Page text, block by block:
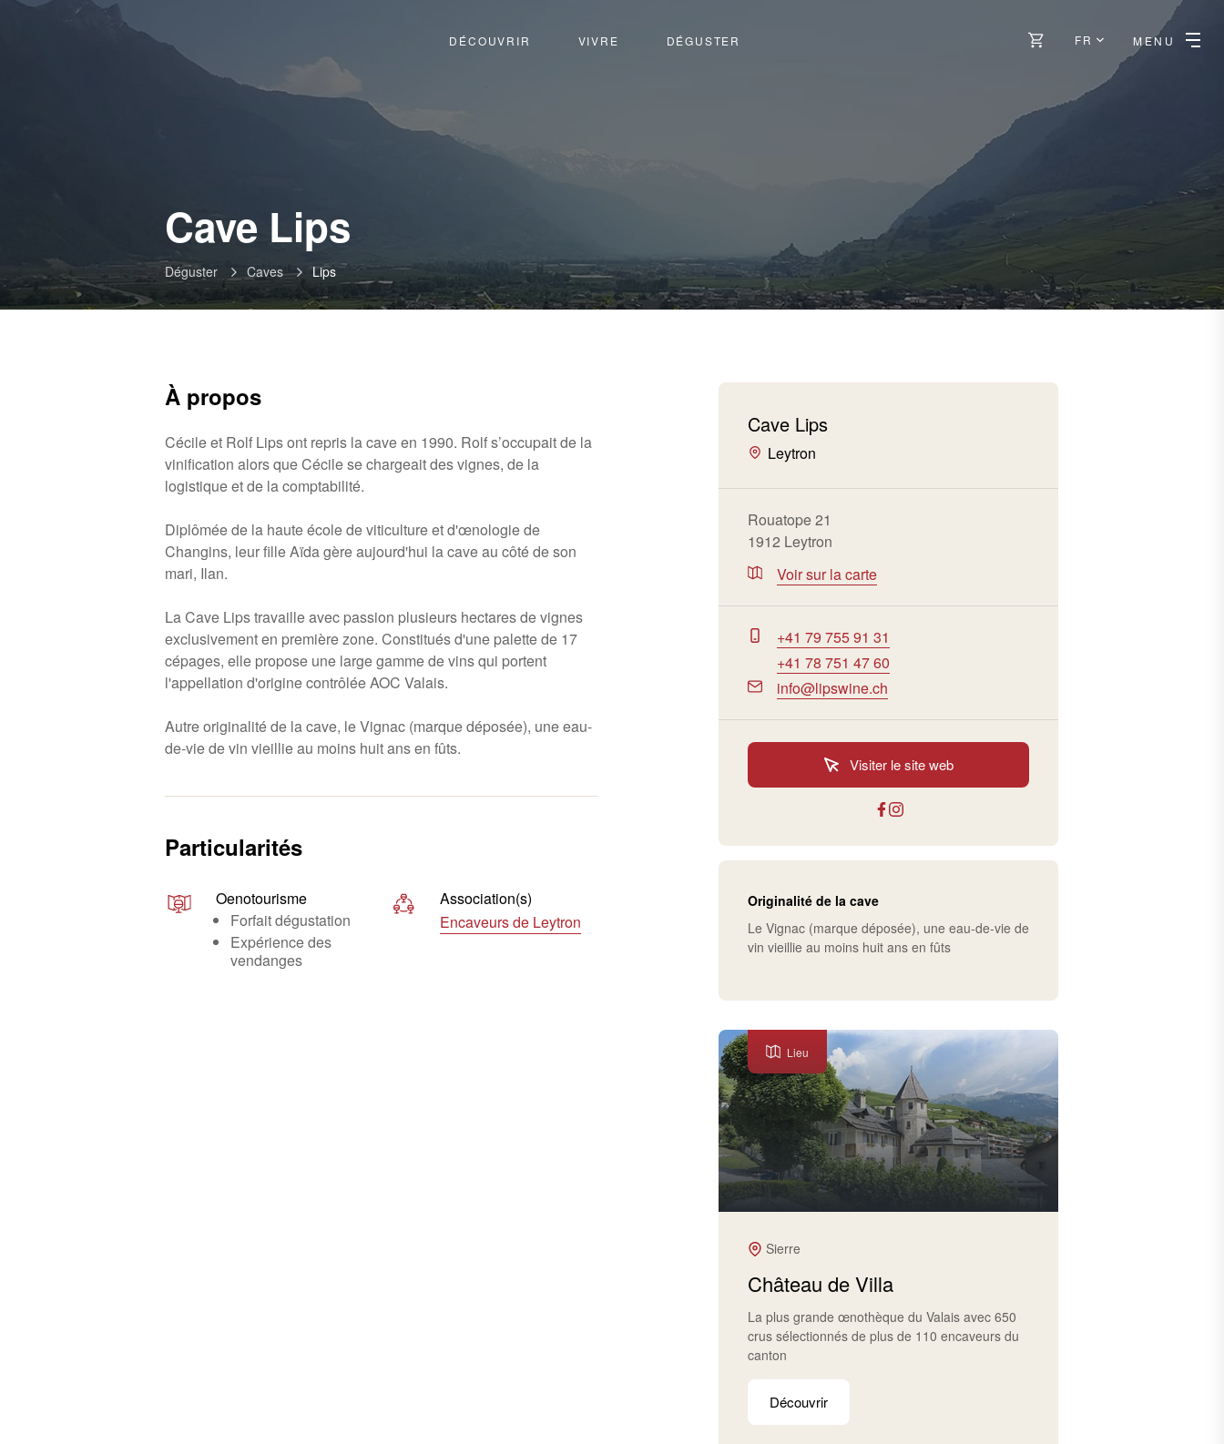
DÉCOUVRIR VIVRE DÉGUSTER FR MENU
Cave Lips
Leytron
Déguster Caves Lips
À propos
Cécile et Rolf Lips ont repris la cave en 1990. Rolf s’occupait de la
vinification alors que Cécile se chargeait des vignes, de la
logistique et de la comptabilité.
Diplômée de la haute école de viticulture et d'œnologie de
Changins, leur fille Aïda gère aujourd'hui la cave au côté de son
mari, Ilan.
La Cave Lips travaille avec passion plusieurs hectares de vignes
exclusivement en première zone. Constitués d'une palette de 17
cépages, elle propose une large gamme de vins qui portent
l'appellation d'origine contrôlée AOC Valais.
Autre originalité de la cave, le Vignac (marque déposée), une eau-
de-vie de vin vieillie au moins huit ans en fûts.
Particularités
Oenotourisme
Forfait dégustation
Expérience des
vendanges
Association(s)
Encaveurs de Leytron
Cave Lips
Leytron
Rouatope 21
1912 Leytron
Voir sur la carte
+41 79 755 91 31
+41 78 751 47 60
info@lipswine.ch
Visiter le site web
Originalité de la cave
Le Vignac (marque déposée), une eau-de-vie de
vin vieillie au moins huit ans en fûts
Lieu
Sierre
Château de Villa
La plus grande œnothèque du Valais avec 650
crus sélectionnés de plus de 110 encaveurs du
canton
Découvrir